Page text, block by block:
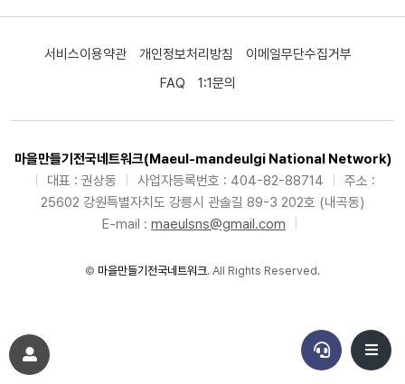
서비스이용약관 개인정보처리방침
이메일무단수집거부
FAQ
1:1문의
마을만들기전국네트워크(Maeul-mandeulgi National Network)
대표 : 권상동 사업자등록번호 : 404-82-88714
주소 :
25602 강원특별자치도 강릉시 관솔길 89-3 202호 (내곡동)
E-mail : maeulsns@gmail.com
© 마을만들기전국네트워크. All Rights Reserved.